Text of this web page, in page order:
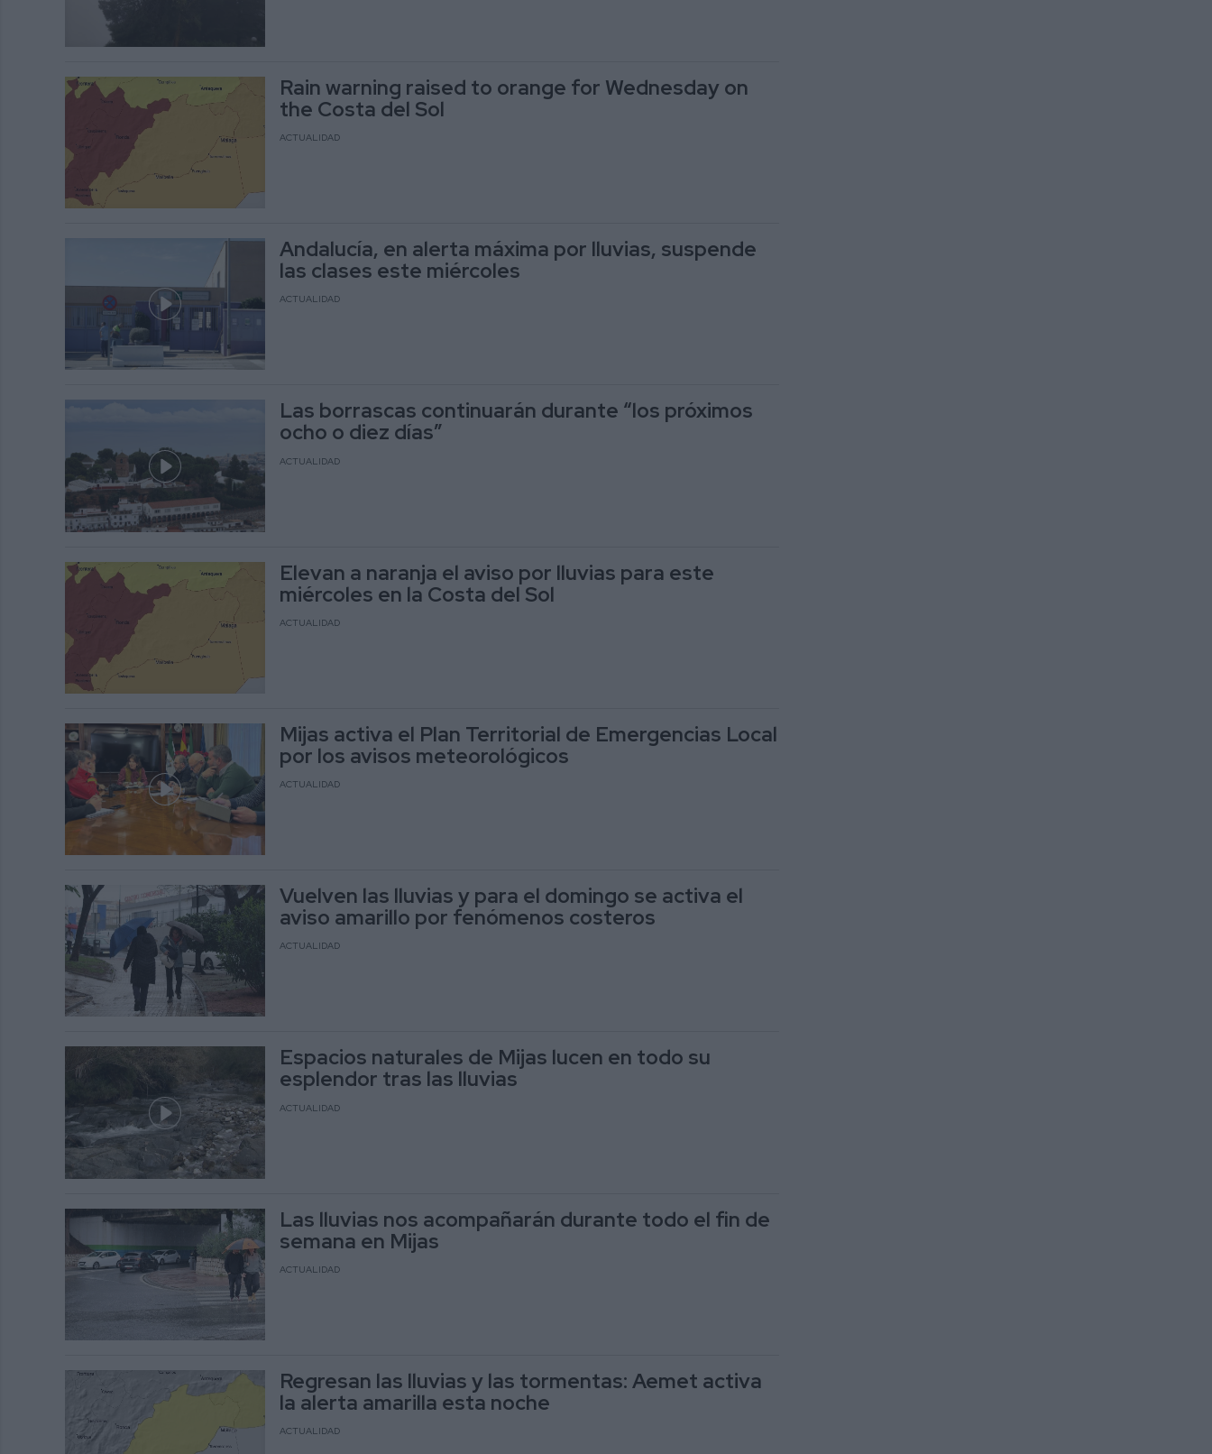
Rain warning raised to orange for Wednesday on
the Costa del Sol
ACTUALIDAD
Andalucía, en alerta máxima por lluvias, suspende
las clases este miércoles
ACTUALIDAD
Las borrascas continuarán durante “los próximos
ocho o diez días”
ACTUALIDAD
Elevan a naranja el aviso por lluvias para este
miércoles en la Costa del Sol
ACTUALIDAD
Mijas activa el Plan Territorial de Emergencias Local
por los avisos meteorológicos
ACTUALIDAD
Vuelven las lluvias y para el domingo se activa el
aviso amarillo por fenómenos costeros
ACTUALIDAD
Espacios naturales de Mijas lucen en todo su
esplendor tras las lluvias
ACTUALIDAD
Las lluvias nos acompañarán durante todo el fin de
semana en Mijas
ACTUALIDAD
Regresan las lluvias y las tormentas: Aemet activa
la alerta amarilla esta noche
ACTUALIDAD